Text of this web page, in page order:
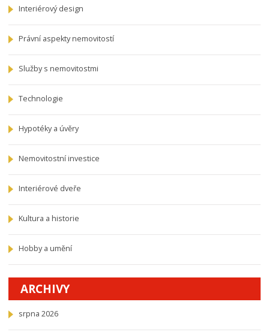
Interiérový design
Právní aspekty nemovitostí
Služby s nemovitostmi
Technologie
Hypotéky a úvěry
Nemovitostní investice
Interiérové dveře
Kultura a historie
Hobby a umění
ARCHIVY
srpna 2026